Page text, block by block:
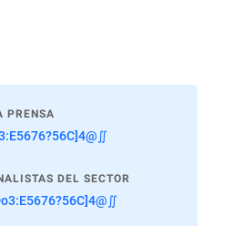
PRENSA
DEL SECTOR